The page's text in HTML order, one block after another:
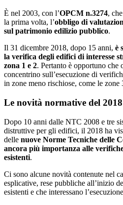
È nel 2003, con l’OPCM n.3274,
la prima volta, l’obbligo di
sul patrimonio edilizio pubblico.
Il 31 dicembre 2018, dopo 15 anni, è
la verifica degli edifici di interesse
zona 1 e 2. Pertanto è opportuno che
concentrino sull’esecuzione di
in zone meno rischiose, come le zone
Le novità normative del 2018
Dopo 10 anni dalle NTC 2008 e tre
distruttive per gli edifici, il 2018 ha
delle nuove Norme Tecniche delle
ancora più importanza alle
esistenti.
Ci sono alcune novità contenute nel
esplicative, rese pubbliche all’inizio
esistenti e che interessano